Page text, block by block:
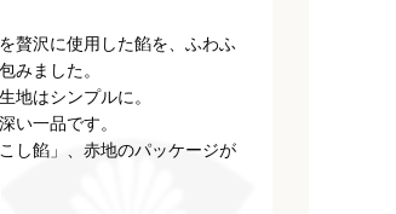
贅沢に使用した餡を、ふわふ
みました。
地はシンプルに。
い一品です。
し餡」、赤地のパッケージが